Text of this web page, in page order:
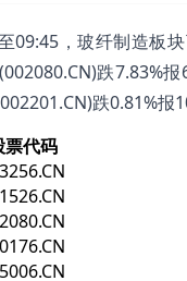
09:45，玻纤制造板
跌7.83%
跌0.81%报
票代码